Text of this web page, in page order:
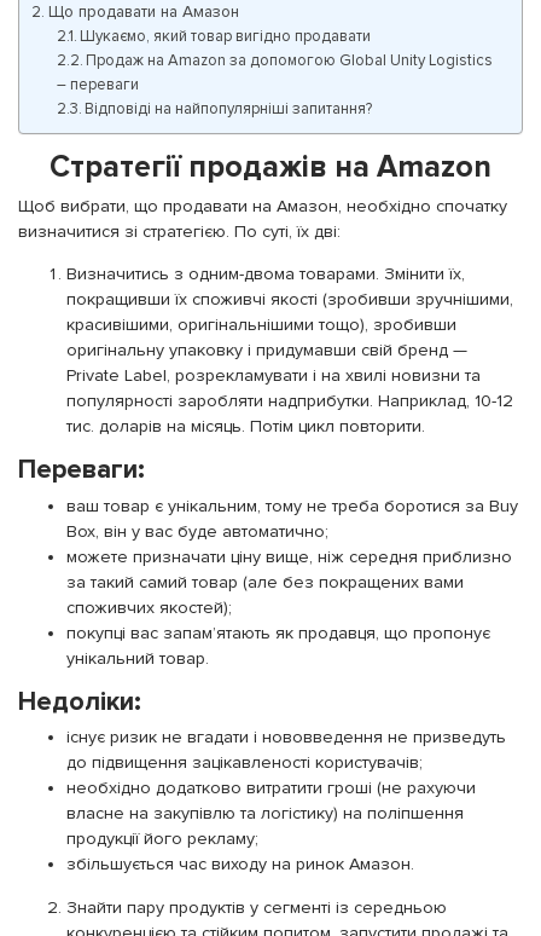
Що продавати на Амазон
Шукаємо, який товар вигідно продавати
Продаж на Amazon за допомогою Global Unity Logistics
– переваги
Відповіді на найпопулярніші запитання?
Стратегії продажів на Amazon
Щоб вибрати, що продавати на Амазон, необхідно спочатку
визначитися зі стратегією. По суті, їх дві:
Визначитись з одним-двома товарами. Змінити їх,
покращивши їх споживчі якості (зробивши зручнішими,
красивішими, оригінальнішими тощо), зробивши
оригінальну упаковку і придумавши свій бренд —
Private Label, розрекламувати і на хвилі новизни та
популярності заробляти надприбутки. Наприклад, 10-12
тис. доларів на місяць. Потім цикл повторити.
Переваги:
ваш товар є унікальним, тому не треба боротися за Buy
Box, він у вас буде автоматично;
можете призначати ціну вище, ніж середня приблизно
за такий самий товар (але без покращених вами
споживчих якостей);
покупці вас запам’ятають як продавця, що пропонує
унікальний товар.
Недоліки:
існує ризик не вгадати і нововведення не призведуть
до підвищення зацікавленості користувачів;
необхідно додатково витратити гроші (не рахуючи
власне на закупівлю та логістику) на поліпшення
продукції його рекламу;
збільшується час виходу на ринок Амазон.
Знайти пару продуктів у сегменті із середньою